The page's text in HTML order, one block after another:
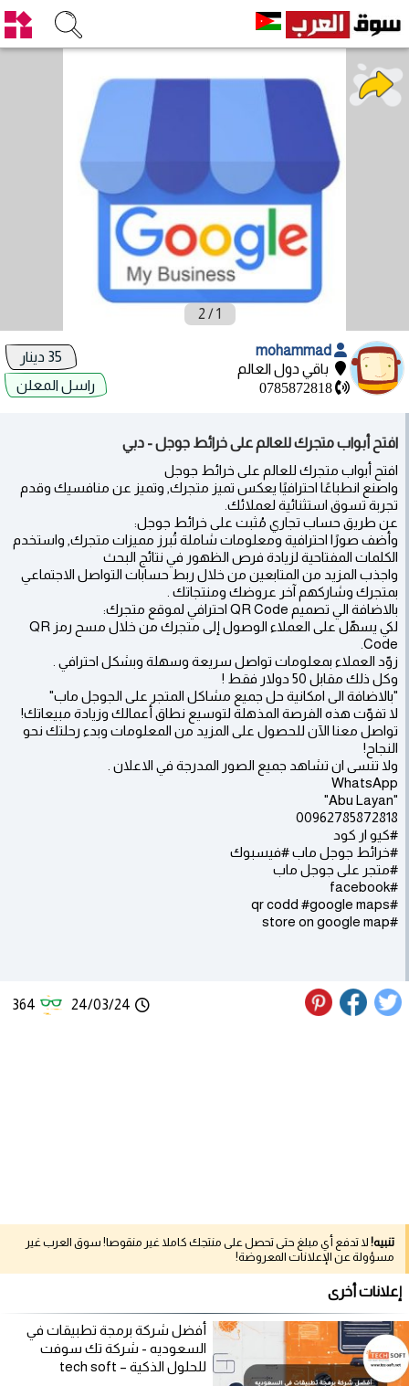
1
/
2
باقي دول العالم
0785872818
راسل المعلن
افتح أبواب متجرك للعالم على خرائط جوجل - دبي
افتح أبواب متجرك للعالم على خرائط جوجل
واصنع انطباعًا احترافيًا يعكس تميز متجرك, وتميز عن منافسيك وقدم
تجربة تسوق استثنائية لعملائك.
عن طريق حساب تجاري مُثبت على خرائط جوجل:
وأضف صورًا احترافية ومعلومات شاملة تُبرز مميزات متجرك, واستخدم
الكلمات المفتاحية لزيادة فرص الظهور في نتائج البحث
واجذب المزيد من المتابعين من خلال ربط حسابات التواصل الاجتماعي
بمتجرك وشاركهم آخر عروضك ومنتجاتك .
بالاضافة الي تصميم QR Code احترافي لموقع متجرك:
لكي يسهّل على العملاء الوصول إلى متجرك من خلال مسح رمز QR
Code.
زوّد العملاء بمعلومات تواصل سريعة وسهلة وبشكل احترافي .
وكل ذلك مقابل 50 دولار فقط !
"بالاضافة الى امكانية حل جميع مشاكل المتجر على الجوجل ماب"
لا تفوّت هذه الفرصة المذهلة لتوسيع نطاق أعمالك وزيادة مبيعاتك!
تواصل معنا الآن للحصول على المزيد من المعلومات وبدء رحلتك نحو
النجاح!
ولا تنسى ان تشاهد جميع الصور المدرجة في الاعلان .
WhatsApp
"Abu Layan"
00962785872818
#كيو ار كود
#خرائط جوجل ماب #فيسبوك
#متجر على جوجل ماب
#facebook
#qr codd #google maps
#store on google map
24/03/24
364
تنبيه! لا تدفع أي مبلغ حتى تحصل على منتجك كاملا غير منقوصا! سوق العرب غير
مسؤولة عن الإعلانات المعروضة!
إعلانات أخرى
أفضل شركة برمجة تطبيقات في
السعوديه - شركة تك سوفت
للحلول الذكية – tech soft